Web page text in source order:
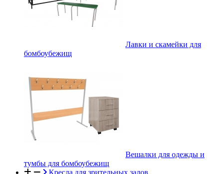
Лавки и скамейки для
бомбоубежищ
Вешалки для одежды и
тумбы для бомбоубежищ
Кресла для зрительных залов